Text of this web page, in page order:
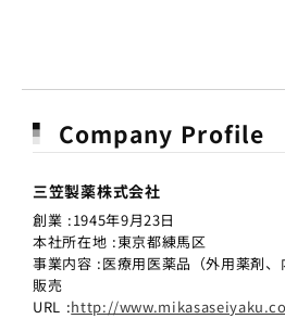
Company Profile
三笠製薬株式会社
創業 :1945年9月23日
本社所在地 :東京都練馬区
事業内容 :医療用医薬品（外用薬剤、
販売
URL :http://